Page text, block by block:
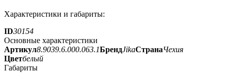
Характеристики и габариты:
ID30154
Основные характеристики
Артикул8.9039.6.000.063.1БрендJikaСтранаЧехия
Цветбелый
Габариты